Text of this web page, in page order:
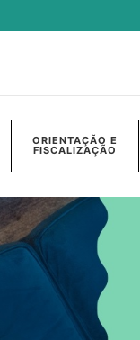
ORIENTAÇÃO E
FISCALIZAÇÃO